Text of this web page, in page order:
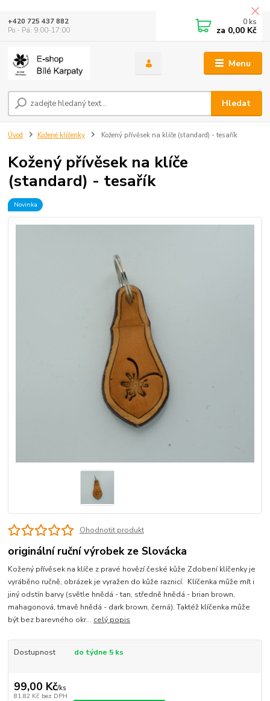
Menu
Hledat
+420 725 437 882
Po - Pá: 9:00-17:00
0 ks
za 0,00 Kč
Úvod Kožené klíčenky Kožený přívěsek na klíče (standard) - tesařík
Kožený přívěsek na klíče
(standard) - tesařík
Novinka
Ohodnotit produkt
originální ruční výrobek ze Slovácka
Kožený přívěsek na klíče z pravé hovězí české kůže Zdobení klíčenky je
vyráběno ručně, obrázek je vyražen do kůže raznicí. Klíčenka může mít i
jiný odstín barvy (světle hnědá - tan, středně hnědá - brian brown,
mahagonová, tmavě hnědá - dark brown, černá). Taktéž klíčenka může
být bez barevného okr... celý popis
Dostupnost do týdne 5 ks
99,00 Kč/ks
81,82 Kč bez DPH